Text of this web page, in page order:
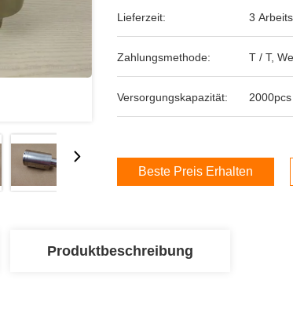
Lieferzeit: 3
Zahlungsmethode: T / T,
Versorgungskapazität:
Beste Preis Erhalten
Produktbeschreibung